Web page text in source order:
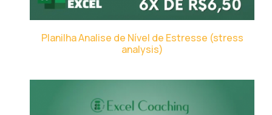
Planilha Analise de Nível de Estresse (stress
analysis)